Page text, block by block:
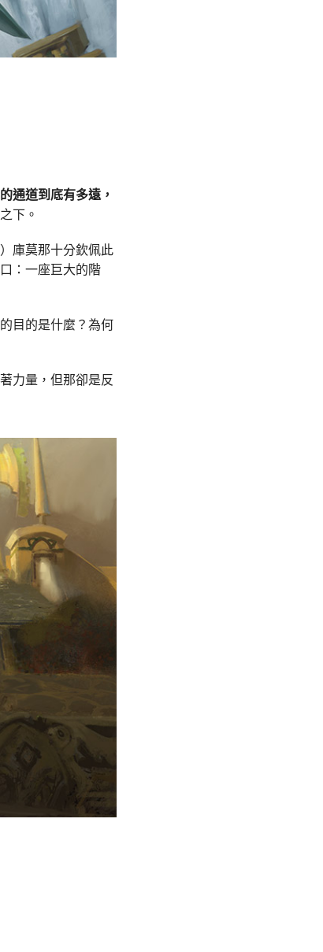
通道到底有多遠，
下。
庫莫那十分欽佩此
：一座巨大的階
目的是什麼？為何
力量，但那卻是反